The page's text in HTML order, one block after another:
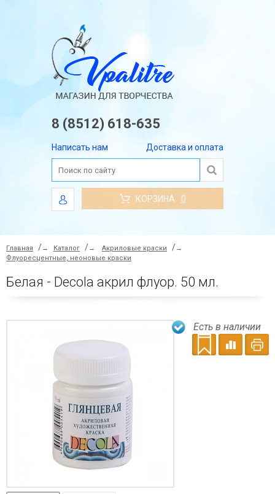
8 (8512) 618-635
Написать нам Доставка и оплата
КОРЗИНА 0
Главная → Каталог → Акриловые краски
→
Флуоресцентные, неоновые краски
Белая - Decola акрил флуор. 50 мл.
Есть в наличии